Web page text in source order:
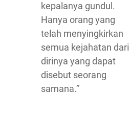
kepalanya gundul.
Hanya orang yang
telah menyingkirkan
semua kejahatan dari
dirinya yang dapat
disebut seorang
samana.”